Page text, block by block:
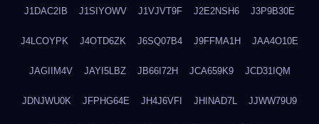
J1DAC2IB J1SIYOWV J1VJVT9F J2E2NSH6 J3P9B30E
J4LCOYPK J4OTD6ZK J6SQ07B4 J9FFMA1H JAA4O10E
JAGIIM4V JAYI5LBZ JB66I72H JCA659K9 JCD31IQM
JDNJWU0K JFPHG64E JH4J6VFI JHINAD7L JJWW79U9